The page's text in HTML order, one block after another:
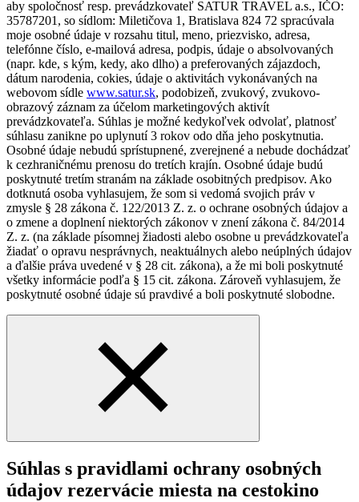
aby spoločnosť resp. prevádzkovateľ SATUR TRAVEL a.s., IČO:
35787201, so sídlom: Miletičova 1, Bratislava 824 72 spracúvala
moje osobné údaje v rozsahu titul, meno, priezvisko, adresa,
telefónne číslo, e-mailová adresa, podpis, údaje o absolvovaných
(napr. kde, s kým, kedy, ako dlho) a preferovaných zájazdoch,
dátum narodenia, cokies, údaje o aktivitách vykonávaných na
webovom sídle www.satur.sk, podobizeň, zvukový, zvukovo-
obrazový záznam za účelom marketingových aktivít
prevádzkovateľa. Súhlas je možné kedykoľvek odvolať, platnosť
súhlasu zanikne po uplynutí 3 rokov odo dňa jeho poskytnutia.
Osobné údaje nebudú sprístupnené, zverejnené a nebude dochádzať
k cezhraničnému prenosu do tretích krajín. Osobné údaje budú
poskytnuté tretím stranám na základe osobitných predpisov. Ako
dotknutá osoba vyhlasujem, že som si vedomá svojich práv v
zmysle § 28 zákona č. 122/2013 Z. z. o ochrane osobných údajov a
o zmene a doplnení niektorých zákonov v znení zákona č. 84/2014
Z. z. (na základe písomnej žiadosti alebo osobne u prevádzkovateľa
žiadať o opravu nesprávnych, neaktuálnych alebo neúplných údajov
a ďalšie práva uvedené v § 28 cit. zákona), a že mi boli poskytnuté
všetky informácie podľa § 15 cit. zákona. Zároveň vyhlasujem, že
poskytnuté osobné údaje sú pravdivé a boli poskytnuté slobodne.
Súhlas s pravidlami ochrany osobných
údajov rezervácie miesta na cestokino